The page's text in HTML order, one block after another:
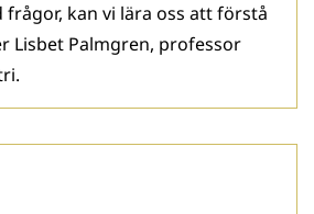
kan vi lära oss att förstå
Lisbet Palmgren, professor